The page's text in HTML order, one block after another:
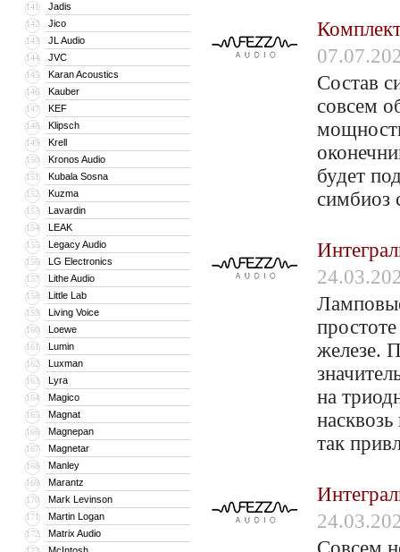
141 Jadis
142 Jico
143 JL Audio
144 JVC
145 Karan Acoustics
146 Kauber
147 KEF
148 Klipsch
149 Krell
150 Kronos Audio
151 Kubala Sosna
152 Kuzma
153 Lavardin
154 LEAK
155 Legacy Audio
156 LG Electronics
157 Lithe Audio
158 Little Lab
159 Living Voice
160 Loewe
161 Lumin
162 Luxman
163 Lyra
164 Magico
165 Magnat
166 Magnepan
167 Magnetar
168 Manley
169 Marantz
170 Mark Levinson
171 Martin Logan
172 Matrix Audio
Состав
совсем
будет
симбиоз
железе.
на
так